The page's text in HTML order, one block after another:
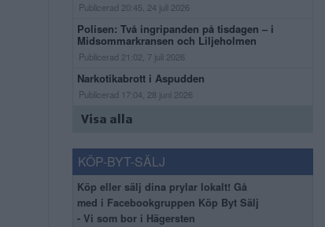
Publicerad 20:45, 24 juli 2026
Polisen: Två ingripanden på tisdagen – i
Midsommarkransen och Liljeholmen
Publicerad 21:02, 7 juli 2026
Narkotikabrott i Aspudden
Publicerad 17:04, 28 juni 2026
Visa alla
KÖP-BYT-SÄLJ
Köp eller sälj dina prylar lokalt! Gå
med i Facebookgruppen Köp Byt Sälj
- Vi som bor i Hägersten